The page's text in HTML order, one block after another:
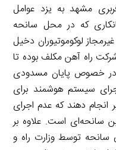
مشهد به یزد عوامل
که در محل سانحه
لوکوموتیوران دخیل
راه آهن مکلف بوده تا
در خصوص پایان مسدودی
سیستم هوشمند برای
انجام دهند که عدم اجرای
سانحه‌ای است. علاوه بر
سانحه توسط وزارت راه و